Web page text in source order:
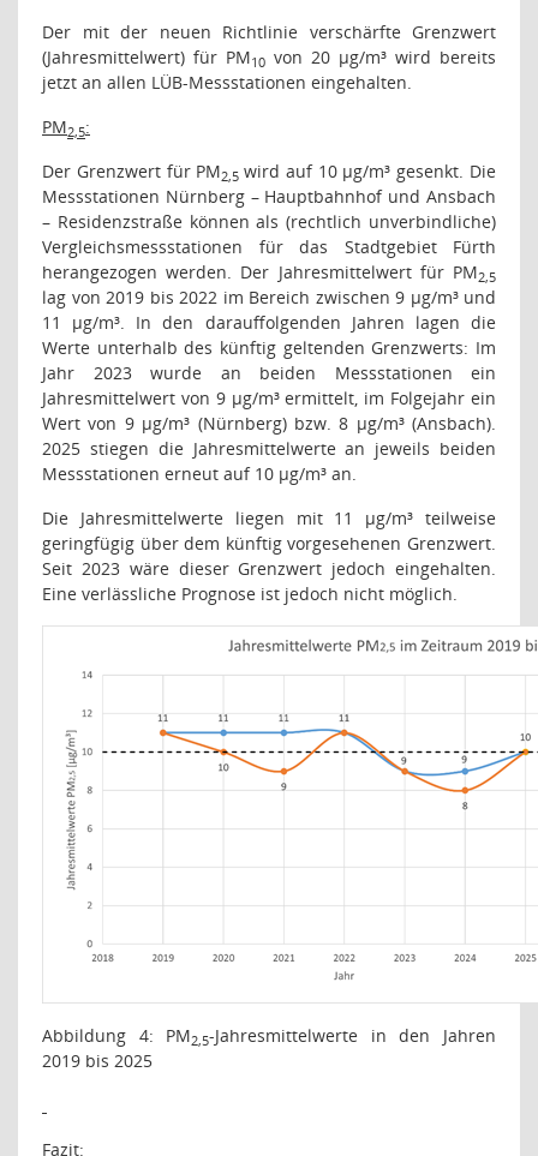
Der mit der neuen Richtlinie verschärfte Grenzwert
(Jahresmittelwert) für PM10 von 20 µg/m³ wird bereits
jetzt an allen LÜB-Messstationen eingehalten.
PM2,5:
Der Grenzwert für PM2,5wird auf 10 µg/m³ gesenkt. Die
Messstationen Nürnberg – Hauptbahnhof und Ansbach
– Residenzstraße können als (rechtlich unverbindliche)
Vergleichsmessstationen für das Stadtgebiet Fürth
herangezogen werden. Der Jahresmittelwert für PM2,5
lag von 2019 bis 2022 im Bereich zwischen 9 µg/m³ und
11 µg/m³. In den darauffolgenden Jahren lagen die
Werte unterhalb des künftig geltenden Grenzwerts: Im
Jahr 2023 wurde an beiden Messstationen ein
Jahresmittelwert von 9 µg/m³ ermittelt, im Folgejahr ein
Wert von 9 µg/m³ (Nürnberg) bzw. 8 µg/m³ (Ansbach).
2025 stiegen die Jahresmittelwerte an jeweils beiden
Messstationen erneut auf 10 µg/m³ an.
Die Jahresmittelwerte liegen mit 11 µg/m³ teilweise
geringfügig über dem künftig vorgesehenen Grenzwert.
Seit 2023 wäre dieser Grenzwert jedoch eingehalten.
Eine verlässliche Prognose ist jedoch nicht möglich.
Abbildung 4: PM2,5-Jahresmittelwerte in den Jahren
2019 bis 2025
Fazit: